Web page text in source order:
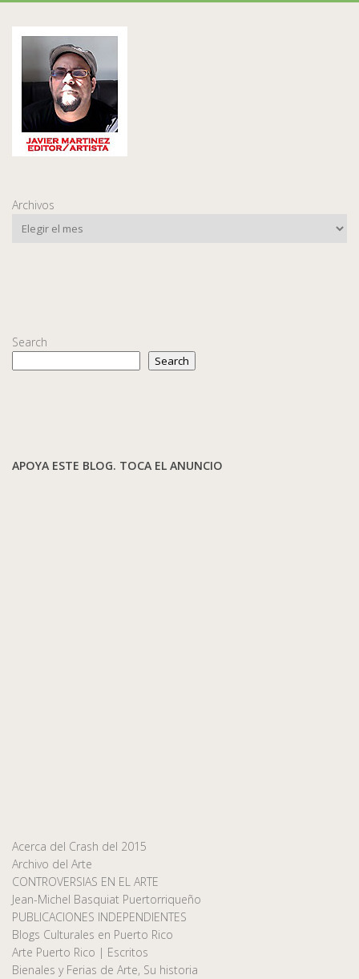
Archivos
Search
Search
APOYA ESTE BLOG. TOCA EL ANUNCIO
Acerca del Crash del 2015
Archivo del Arte
CONTROVERSIAS EN EL ARTE
Jean-Michel Basquiat Puertorriqueño
PUBLICACIONES INDEPENDIENTES
Blogs Culturales en Puerto Rico
Arte Puerto Rico | Escritos
Bienales y Ferias de Arte, Su historia